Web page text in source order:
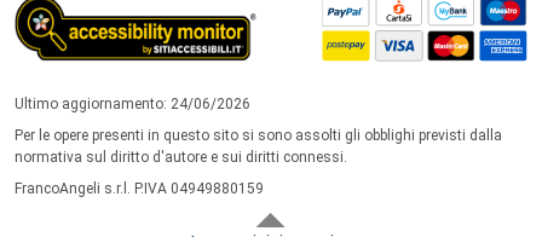
Ultimo aggiornamento: 24/06/2026
Per le opere presenti in questo sito si sono assolti gli obblighi previsti dalla
normativa sul diritto d'autore e sui diritti connessi.
FrancoAngeli s.r.l. P.IVA 04949880159